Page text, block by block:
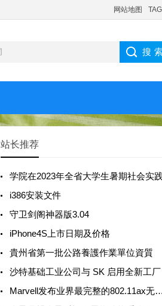
网站地图
站长推荐
学院在2023年全省大学生暑期社会实践
i386安装文件
守卫剑阁神器版3.04
iPhone4S上市日期及价格
貴州省第一批公路養護作業單位資質
沙特基础工业公司与 SK 启用全新工厂
Marvell发布业界最完整的802.11ax无线产